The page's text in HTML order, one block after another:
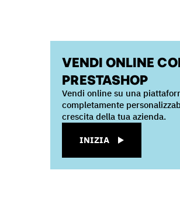
VENDI ONLINE
PRESTASHOP
Vendi online su una
completamente
crescita della tua azienda.
INIZIA